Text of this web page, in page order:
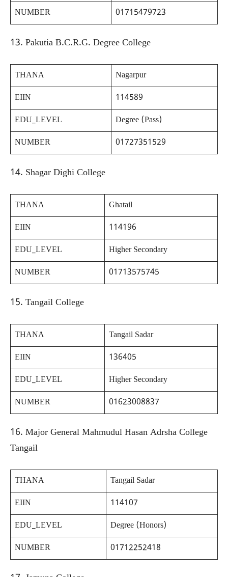
NUMBER 01715479723
13. Pakutia B.C.R.G. Degree College
THANA
Nagarpur
EIIN
114589
EDU_LEVEL
Degree (Pass)
NUMBER
01727351529
14. Shagar Dighi College
THANA
Ghatail
EIIN
114196
EDU_LEVEL
Higher Secondary
NUMBER
01713575745
15. Tangail College
THANA
Tangail Sadar
EIIN
136405
EDU_LEVEL
Higher Secondary
NUMBER
01623008837
16. Major General Mahmudul Hasan Adrsha College
Tangail
THANA
Tangail Sadar
EIIN
114107
EDU_LEVEL
Degree (Honors)
NUMBER
01712252418